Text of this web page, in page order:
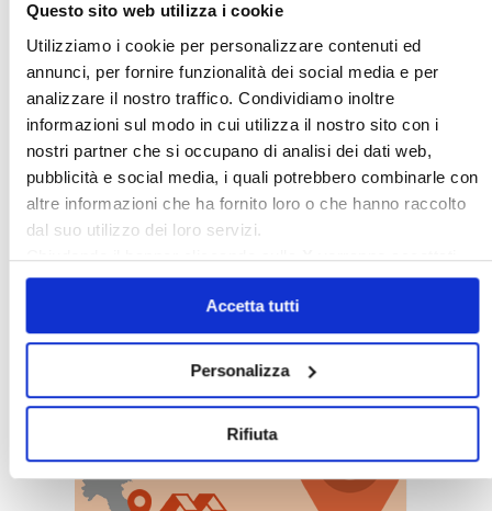
Questo sito web utilizza i cookie
Utilizziamo i cookie per personalizzare contenuti ed
annunci, per fornire funzionalità dei social media e per
analizzare il nostro traffico. Condividiamo inoltre
informazioni sul modo in cui utilizza il nostro sito con i
nostri partner che si occupano di analisi dei dati web,
pubblicità e social media, i quali potrebbero combinarle con
altre informazioni che ha fornito loro o che hanno raccolto
dal suo utilizzo dei loro servizi.
Chiudendo il banner cliccando sullaXverranno accettati
solo i cookie necessari.
Accetta tutti
Personalizza
Rifiuta
〉 5 ragioni per aderire a Confedilizia
〉 Sedi Territoriali